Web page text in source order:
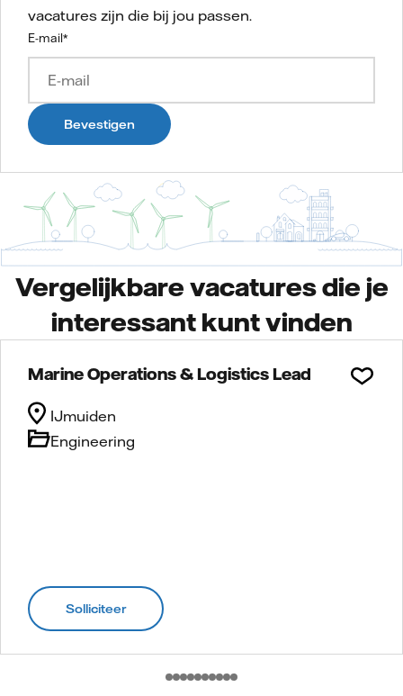
vacatures zijn die bij jou passen.
E-mail*
Bevestigen
Vergelijkbare vacatures die je
interessant kunt vinden
Marine Operations & Logistics Lead
Engineering
IJmuiden
Solliciteer